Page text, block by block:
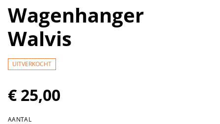
Wagenhanger
Walvis
UITVERKOCHT
€ 25,00
AANTAL